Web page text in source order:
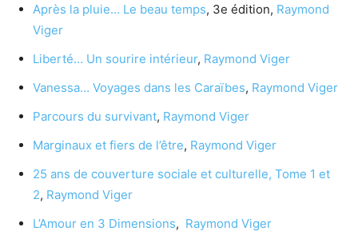
Après la pluie… Le beau temps, 3e édition, Raymond
Viger
Liberté… Un sourire intérieur, Raymond Viger
Vanessa… Voyages dans les Caraïbes, Raymond Viger
Parcours du survivant, Raymond Viger
Marginaux et fiers de l’être, Raymond Viger
25 ans de couverture sociale et culturelle, Tome 1 et
2, Raymond Viger
L’Amour en 3 Dimensions, Raymond Viger